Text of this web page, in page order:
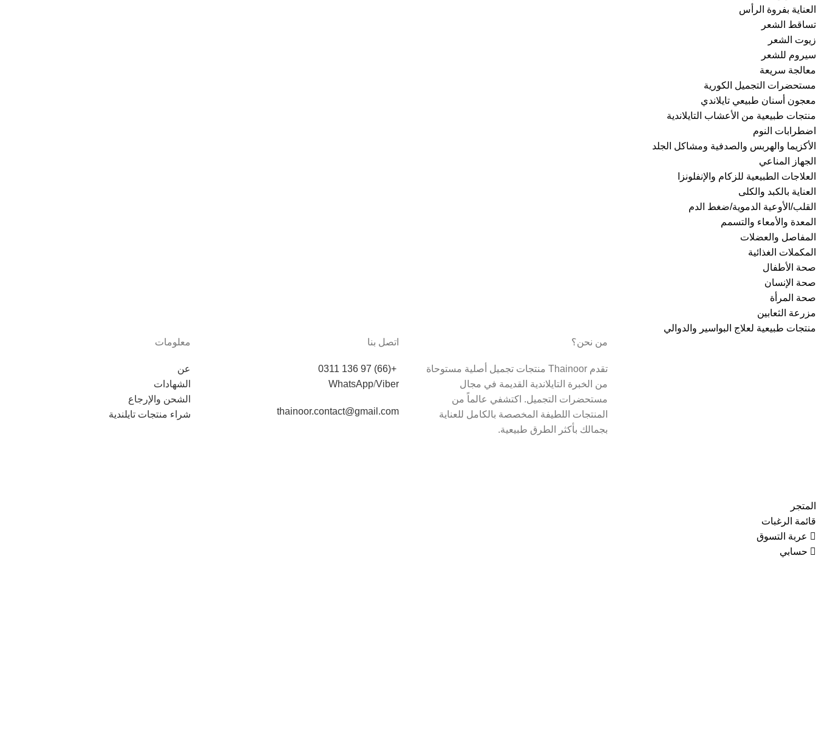
العناية بفروة الرأس
تساقط الشعر
زيوت الشعر
سيروم للشعر
معالجة سريعة
مستحضرات التجميل الكورية
معجون أسنان طبيعي تايلاندي
منتجات طبيعية من الأعشاب التايلاندية
اضطرابات النوم
الأكزيما والهربس والصدفية ومشاكل الجلد
الجهاز المناعي
العلاجات الطبيعية للزكام والإنفلونزا
العناية بالكبد والكلى
القلب/الأوعية الدموية/ضغط الدم
المعدة والأمعاء والتسمم
المفاصل والعضلات
المكملات الغذائية
صحة الأطفال
صحة الإنسان
صحة المرأة
مزرعة الثعابين
منتجات طبيعية لعلاج البواسير والدوالي
من نحن؟
تقدم Thainoor منتجات تجميل أصلية مستوحاة
من الخبرة التايلاندية القديمة في مجال
مستحضرات التجميل. اكتشفي عالماً من
المنتجات اللطيفة المخصصة بالكامل للعناية
بجمالك بأكثر الطرق طبيعية.
اتصل بنا
+(66) 97 136 0311
WhatsApp/Viber
thainoor.contact@gmail.com
معلومات
عن
الشهادات
الشحن والإرجاع
شراء منتجات تايلندية
المتجر
قائمة الرغبات
عربة التسوق
حسابي